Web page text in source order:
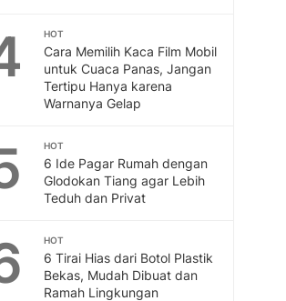
HOT
Cara Memilih Kaca Film Mobil
untuk Cuaca Panas, Jangan
Tertipu Hanya karena
Warnanya Gelap
HOT
6 Ide Pagar Rumah dengan
Glodokan Tiang agar Lebih
Teduh dan Privat
HOT
6 Tirai Hias dari Botol Plastik
Bekas, Mudah Dibuat dan
Ramah Lingkungan